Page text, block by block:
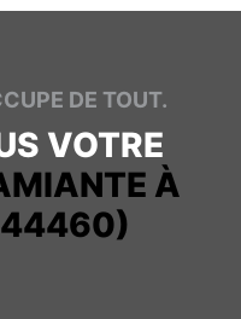
DE TOUT.
VOTRE
À